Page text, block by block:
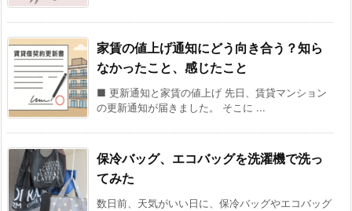
家賃の値上げ通知にどう向き合う？知ら
なかったこと、感じたこと
■ 更新通知と家賃の値上げ 先日、賃貸マンション
の更新通知が届きました。 そこに ...
保冷バッグ、エコバッグを洗濯機で洗っ
てみた
数日前、天気がいい日に、保冷バッグやエコバッグ